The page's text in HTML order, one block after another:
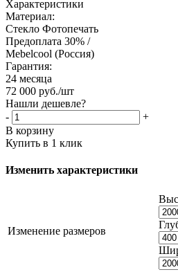
Характеристики
Материал:
Стекло Фотопечать
Предоплата 30% /
Mebelcool (Россия)
Гарантия:
24 месяца
72 000 руб./шт
Нашли дешевле?
-
+
В корзину
Купить в 1 клик
Изменить характеристики
Изменение размеров